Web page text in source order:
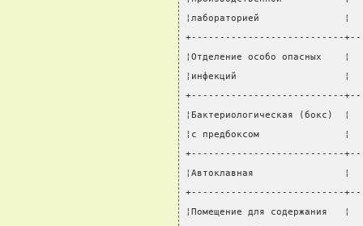
¦лабораторией
+---------------------------
¦Отделение особо
¦инфекций
+---------------------------
¦Бактериологическая
¦с предбоксом
+---------------------------
¦Автоклавная                ¦
+---------------------------
¦Помещение для